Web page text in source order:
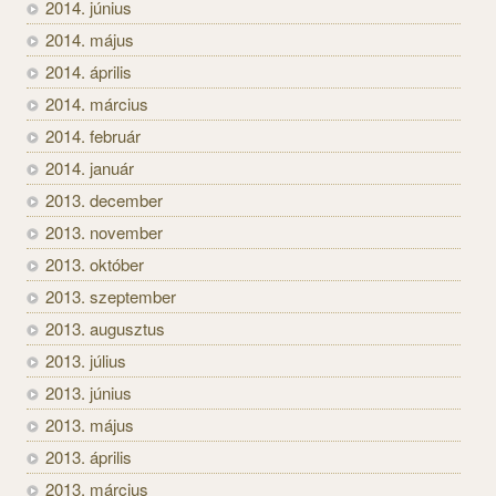
2014. június
2014. május
2014. április
2014. március
2014. február
2014. január
2013. december
2013. november
2013. október
2013. szeptember
2013. augusztus
2013. július
2013. június
2013. május
2013. április
2013. március